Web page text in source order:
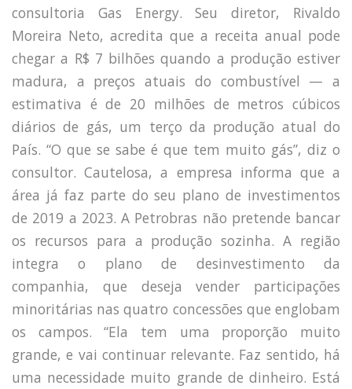
consultoria Gas Energy. Seu diretor, Rivaldo
Moreira Neto, acredita que a receita anual pode
chegar a R$ 7 bilhões quando a produção estiver
madura, a preços atuais do combustível — a
estimativa é de 20 milhões de metros cúbicos
diários de gás, um terço da produção atual do
País. “O que se sabe é que tem muito gás”, diz o
consultor. Cautelosa, a empresa informa que a
área já faz parte do seu plano de investimentos
de 2019 a 2023. A Petrobras não pretende bancar
os recursos para a produção sozinha. A região
integra o plano de desinvestimento da
companhia, que deseja vender participações
minoritárias nas quatro concessões que englobam
os campos. “Ela tem uma proporção muito
grande, e vai continuar relevante. Faz sentido, há
uma necessidade muito grande de dinheiro. Está